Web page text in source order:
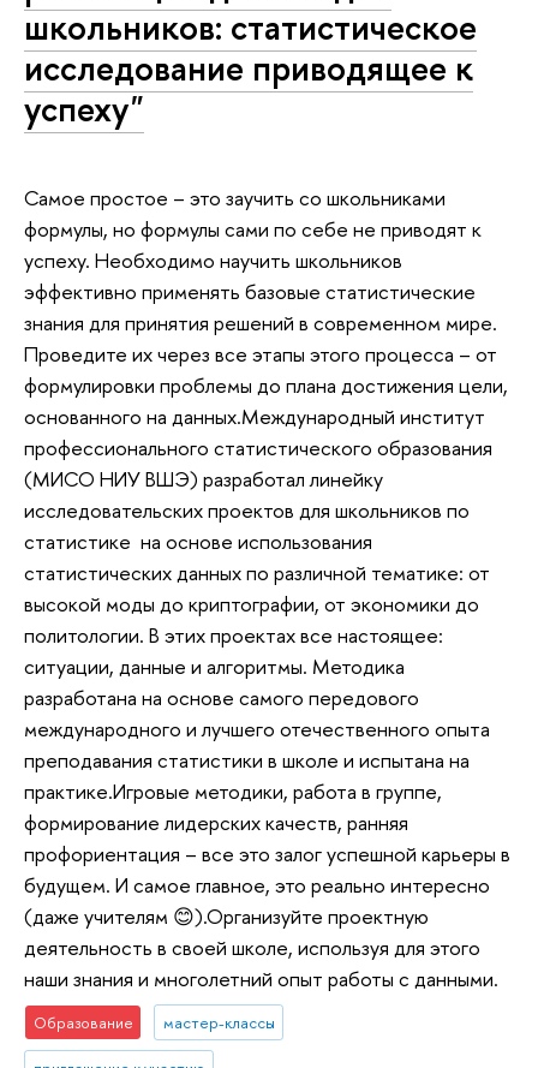
школьников: статистическое
исследование приводящее к
успеху"
Самое простое – это заучить со школьниками
формулы, но формулы сами по себе не приводят к
успеху. Необходимо научить школьников
эффективно применять базовые статистические
знания для принятия решений в современном мире.
Проведите их через все этапы этого процесса – от
формулировки проблемы до плана достижения цели,
основанного на данных.Международный институт
профессионального статистического образования
(МИСО НИУ ВШЭ) разработал линейку
исследовательских проектов для школьников по
статистике на основе использования
статистических данных по различной тематике: от
высокой моды до криптографии, от экономики до
политологии. В этих проектах все настоящее:
ситуации, данные и алгоритмы. Методика
разработана на основе самого передового
международного и лучшего отечественного опыта
преподавания статистики в школе и испытана на
практике.Игровые методики, работа в группе,
формирование лидерских качеств, ранняя
профориентация – все это залог успешной карьеры в
будущем. И самое главное, это реально интересно
(даже учителям 😊).Организуйте проектную
деятельность в своей школе, используя для этого
наши знания и многолетний опыт работы с данными.
Образование мастер-классы